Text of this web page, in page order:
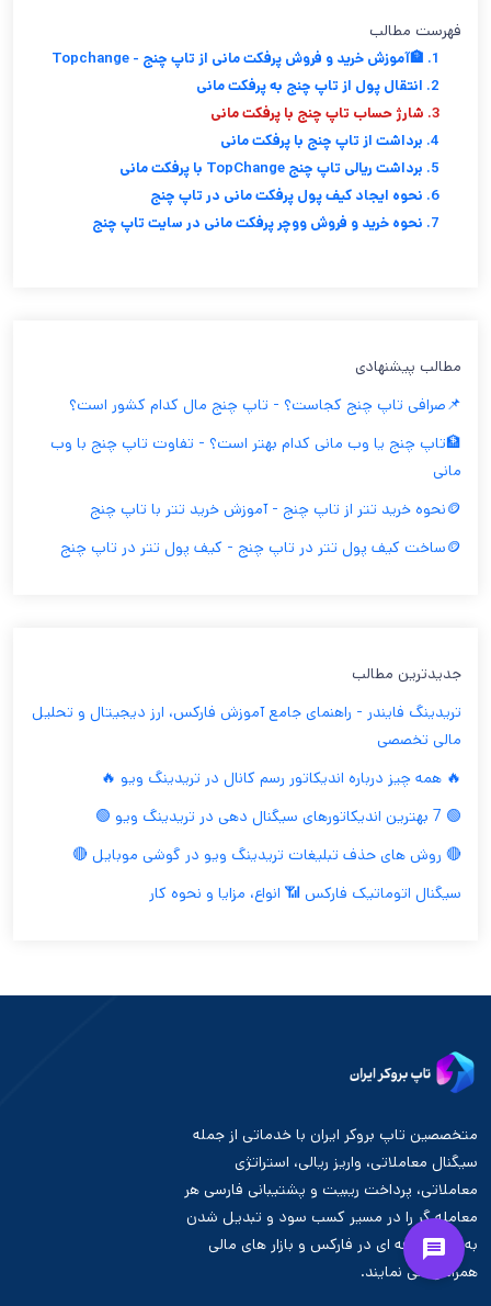
فهرست مطالب
1. 🏦آموزش خرید و فروش پرفکت مانی از تاپ چنج - Topchange
2. انتقال پول از تاپ چنج به پرفکت مانی
3. شارژ حساب تاپ چنج با پرفکت مانی
4. برداشت از تاپ چنج با پرفکت مانی
5. برداشت ریالی تاپ چنج TopChange با پرفکت مانی
6. نحوه ایجاد کیف پول پرفکت مانی در تاپ چنج
7. نحوه خرید و فروش ووچر پرفکت مانی در سایت تاپ چنج
مطالب پیشنهادی
📌صرافی تاپ چنج کجاست؟ - تاپ چنج مال کدام کشور است؟
🏦تاپ چنج یا وب مانی کدام بهتر است؟ - تفاوت تاپ چنج با وب
مانی
🪙نحوه خرید تتر از تاپ چنج - آموزش خرید تتر با تاپ چنج
🪙ساخت کیف پول تتر در تاپ چنج - کیف پول تتر در تاپ چنج
جدیدترین مطالب
تریدینگ فایندر - راهنمای جامع آموزش فارکس، ارز دیجیتال و تحلیل
مالی تخصصی
🔥 همه چیز درباره اندیکاتور رسم کانال در تریدینگ ویو 🔥
🟢 7 بهترین اندیکاتورهای سیگنال دهی در تریدینگ ویو 🟢
🔴 روش های حذف تبلیغات تریدینگ ویو در گوشی موبایل 🔴
سیگنال اتوماتیک فارکس 📶 انواع، مزایا و نحوه کار
متخصصین تاپ بروکر ایران با خدماتی از جمله
سیگنال معاملاتی، واریز ریالی، استراتژی
معاملاتی، پرداخت ریبیت و پشتیبانی فارسی هر
معامله گر را در مسیر کسب سود و تبدیل شدن
به تریدر حرفه ای در فارکس و بازار های مالی
همراهی می نمایند.